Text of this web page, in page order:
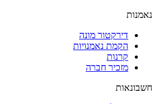
נאמנות
דירקטור מונה
הקמת נאמנויות
קרנות
מזכיר חברה
חשבונאות